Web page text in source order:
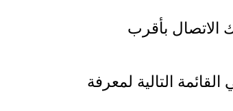
الاتصال بأقرب
التالية لمعرفة